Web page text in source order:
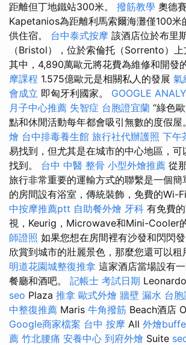
距離但丁地鐵站300米。 撥筋教學 奧德
Kapetanios為距離利馬索爾海灘僅100米
供住宿。 台中泰式按摩 該酒店位於布里
（Bristol），位於索倫托（Sorrento）上
其中，4,890萬歐元將花費為維修和開發
摩課程 1.575億歐元是相關私人的發展 氣
會成立 即匈牙利國家。 GOOGLE
月子中心推薦 失智症 台胞證宜蘭 “綠色
點和休閒活動每年都會吸引無數的度假屋
燴 台中排毒養生館 旅行社代辦護照 下午
易找到，但尤其是在城市的中心地區，可
找到。 台中 中醫 整骨 小型外燴推薦 從
旅行非常重要的運輸方式的聯繫是一個簡
的房間設有浴室，傳統裝飾，免費的Wi-
中按摩推薦ptt 自助餐外燴 牙科 有免費
視，Keurig，Microwave和Mini-Cooler
師證照 如果您想在房間裡有沙發和閃閃
欣賞到城市的壯麗景色，那麼您還可以租
明道花園城整復推拿 這家酒店當場設有
餐廳和酒吧。 記帳士 考試日期 Leonardo
seo Plaza 推拿 歐式外燴 牆壁 漏水 台
中整復推薦 Maris 牛角撥筋 Beach酒店
Google商家檔案 台中 按摩 All 外燴
薦 竹北腰痛 安養中心 到府外燴 Suite